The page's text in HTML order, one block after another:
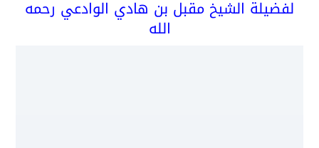
لفضيلة الشيخ مقبل بن هادي الوادعي رحمه
الله